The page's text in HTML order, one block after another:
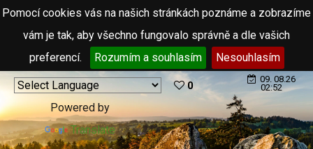
Pomocí cookies vás na našich stránkách poznáme a zobrazíme
vám je tak, aby všechno fungovalo správně a dle vašich
preferencí.
Rozumím a souhlasím Nesouhlasím
Powered by
Translate
0
09. 08.26
02:52